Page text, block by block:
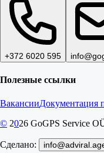
+372 6020 595
Полезные ссылки
ВакансииДокументация
© 2026 GoGPS Service
Сделано: